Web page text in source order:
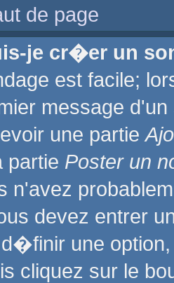
de page
je cr�er un
est facile;
message
une partie
partie Poster un
n'avez
devez entrer
une
cliquez sur le